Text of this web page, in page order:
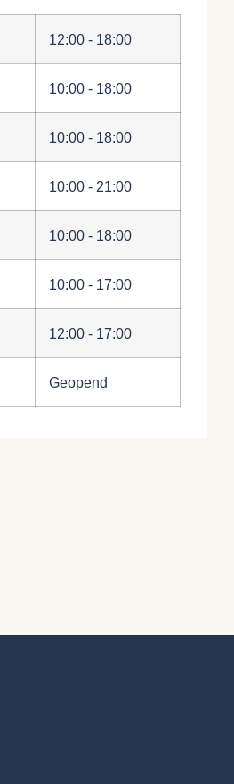
12:00 - 18:00
10:00 - 18:00
10:00 - 18:00
10:00 - 21:00
10:00 - 18:00
10:00 - 17:00
12:00 - 17:00
Geopend